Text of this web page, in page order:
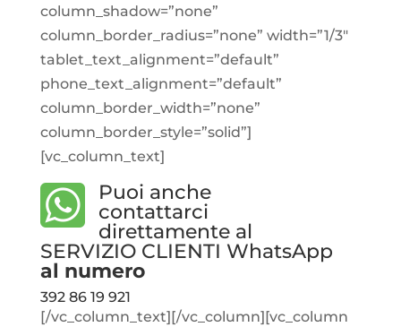
column_shadow=”none”
column_border_radius=”none” width=”1/3″
tablet_text_alignment=”default”
phone_text_alignment=”default”
column_border_width=”none”
column_border_style=”solid”]
[vc_column_text]
Puoi anche
contattarci
direttamente al
SERVIZIO CLIENTI WhatsApp
al numero
392 86 19 921
[/vc_column_text][/vc_column][vc_column